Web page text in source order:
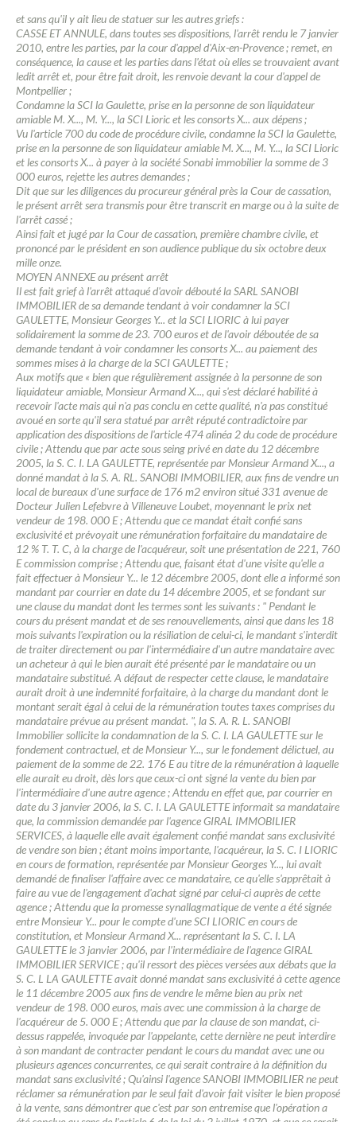
Contacter un conseiller
Estimer/Vendre
Acheter
Recrutement
Actualités
Guides
Contact
et sans qu'il y ait lieu de statuer sur les autres griefs :
CASSE ET ANNULE, dans toutes ses dispositions, l'arrêt rendu le 7 janvier
2010, entre les parties, par la cour d'appel d'Aix-en-Provence ; remet, en
conséquence, la cause et les parties dans l'état où elles se trouvaient avant
ledit arrêt et, pour être fait droit, les renvoie devant la cour d'appel de
Montpellier ;
Condamne la SCI la Gaulette, prise en la personne de son liquidateur
amiable M. X..., M. Y..., la SCI Lioric et les consorts X... aux dépens ;
Vu l'article 700 du code de procédure civile, condamne la SCI la Gaulette,
prise en la personne de son liquidateur amiable M. X..., M. Y..., la SCI Lioric
et les consorts X... à payer à la société Sonabi immobilier la somme de 3
000 euros, rejette les autres demandes ;
Dit que sur les diligences du procureur général près la Cour de cassation,
le présent arrêt sera transmis pour être transcrit en marge ou à la suite de
l'arrêt cassé ;
Ainsi fait et jugé par la Cour de cassation, première chambre civile, et
prononcé par le président en son audience publique du six octobre deux
mille onze.
MOYEN ANNEXE au présent arrêt
Il est fait grief à l'arrêt attaqué d'avoir débouté la SARL SANOBI
IMMOBILIER de sa demande tendant à voir condamner la SCI
GAULETTE, Monsieur Georges Y... et la SCI LIORIC à lui payer
solidairement la somme de 23. 700 euros et de l'avoir déboutée de sa
demande tendant à voir condamner les consorts X... au paiement des
sommes mises à la charge de la SCI GAULETTE ;
Aux motifs que « bien que régulièrement assignée à la personne de son
liquidateur amiable, Monsieur Armand X..., qui s'est déclaré habilité à
recevoir l'acte mais qui n'a pas conclu en cette qualité, n'a pas constitué
avoué en sorte qu'il sera statué par arrêt réputé contradictoire par
application des dispositions de l'article 474 alinéa 2 du code de procédure
civile ; Attendu que par acte sous seing privé en date du 12 décembre
2005, la S. C. I. LA GAULETTE, représentée par Monsieur Armand X..., a
donné mandat à la S. A. RL. SANOBI IMMOBILIER, aux fins de vendre un
local de bureaux d'une surface de 176 m2 environ situé 331 avenue de
Docteur Julien Lefebvre à Villeneuve Loubet, moyennant le prix net
vendeur de 198. 000 E ; Attendu que ce mandat était confié sans
exclusivité et prévoyait une rémunération forfaitaire du mandataire de
12 % T. T. C, à la charge de l'acquéreur, soit une présentation de 221, 760
E commission comprise ; Attendu que, faisant état d'une visite qu'elle a
fait effectuer à Monsieur Y... le 12 décembre 2005, dont elle a informé son
mandant par courrier en date du 14 décembre 2005, et se fondant sur
une clause du mandat dont les termes sont les suivants : " Pendant le
cours du présent mandat et de ses renouvellements, ainsi que dans les 18
mois suivants l'expiration ou la résiliation de celui-ci, le mandant s'interdit
de traiter directement ou par l'intermédiaire d'un autre mandataire avec
un acheteur à qui le bien aurait été présenté par le mandataire ou un
mandataire substitué. A défaut de respecter cette clause, le mandataire
aurait droit à une indemnité forfaitaire, à la charge du mandant dont le
montant serait égal à celui de la rémunération toutes taxes comprises du
mandataire prévue au présent mandat. ", la S. A. R. L. SANOBI
Immobilier sollicite la condamnation de la S. C. I. LA GAULETTE sur le
fondement contractuel, et de Monsieur Y..., sur le fondement délictuel, au
paiement de la somme de 22. 176 E au titre de la rémunération à laquelle
elle aurait eu droit, dès lors que ceux-ci ont signé la vente du bien par
l'intermédiaire d'une autre agence ; Attendu en effet que, par courrier en
date du 3 janvier 2006, la S. C. I. LA GAULETTE informait sa mandataire
que, la commission demandée par l'agence GIRAL IMMOBILIER
SERVICES, à laquelle elle avait également confié mandat sans exclusivité
de vendre son bien ; étant moins importante, l'acquéreur, la S. C. I LIORIC
en cours de formation, représentée par Monsieur Georges Y..., lui avait
demandé de finaliser l'affaire avec ce mandataire, ce qu'elle s'apprêtait à
faire au vue de l'engagement d'achat signé par celui-ci auprès de cette
agence ; Attendu que la promesse synallagmatique de vente a été signée
entre Monsieur Y... pour le compte d'une SCI LIORIC en cours de
constitution, et Monsieur Armand X... représentant la S. C. I. LA
GAULETTE le 3 janvier 2006, par l'intermédiaire de l'agence GIRAL
IMMOBILIER SERVICE ; qu'il ressort des pièces versées aux débats que la
S. C. L LA GAULETTE avait donné mandat sans exclusivité à cette agence
le 11 décembre 2005 aux fins de vendre le même bien au prix net
vendeur de 198. 000 euros, mais avec une commission à la charge de
l'acquéreur de 5. 000 E ; Attendu que par la clause de son mandat, ci-
dessus rappelée, invoquée par l'appelante, cette dernière ne peut interdire
à son mandant de contracter pendant le cours du mandat avec une ou
plusieurs agences concurrentes, ce qui serait contraire à la définition du
mandat sans exclusivité ; Qu'ainsi l'agence SANOBI IMMOBILIER ne peut
réclamer sa rémunération par le seul fait d'avoir fait visiter le bien proposé
à la vente, sans démontrer que c'est par son entremise que l'opération a